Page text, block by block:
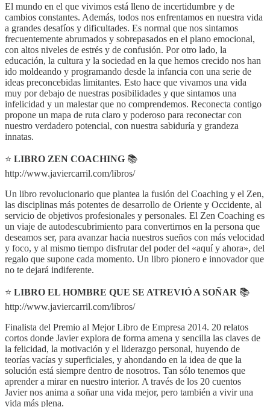
El mundo en el que vivimos está lleno de incertidumbre y de
cambios constantes. Además, todos nos enfrentamos en nuestra vida
a grandes desafíos y dificultades. Es normal que nos sintamos
frecuentemente abrumados y sobrepasados en el plano emocional,
con altos niveles de estrés y de confusión. Por otro lado, la
educación, la cultura y la sociedad en la que hemos crecido nos han
ido moldeando y programando desde la infancia con una serie de
ideas preconcebidas limitantes. Esto hace que vivamos una vida
muy por debajo de nuestras posibilidades y que sintamos una
infelicidad y un malestar que no comprendemos. Reconecta contigo
propone un mapa de ruta claro y poderoso para reconectar con
nuestro verdadero potencial, con nuestra sabiduría y grandeza
innatas.
⭐ LIBRO ZEN COACHING 📚
http://www.javiercarril.com/libros/
Un libro revolucionario que plantea la fusión del Coaching y el Zen,
las disciplinas más potentes de desarrollo de Oriente y Occidente, al
servicio de objetivos profesionales y personales. El Zen Coaching es
un viaje de autodescubrimiento para convertirnos en la persona que
deseamos ser, para avanzar hacia nuestros sueños con más velocidad
y foco, y al mismo tiempo disfrutar del poder del «aquí y ahora», del
regalo que supone cada momento. Un libro pionero e innovador que
no te dejará indiferente.
⭐ LIBRO EL HOMBRE QUE SE ATREVIÓ A SOÑAR 📚
http://www.javiercarril.com/libros/
Finalista del Premio al Mejor Libro de Empresa 2014. 20 relatos
cortos donde Javier explora de forma amena y sencilla las claves de
la felicidad, la motivación y el liderazgo personal, huyendo de
teorías vacías y superficiales, y ahondando en la idea de que la
solución está siempre dentro de nosotros. Tan sólo tenemos que
aprender a mirar en nuestro interior. A través de los 20 cuentos
Javier nos anima a soñar una vida mejor, pero también a vivir una
vida más plena.